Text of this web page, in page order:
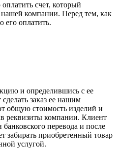
счет, который
компании. Перед тем, как
его оплатить.
и определившись с ее
заказ ее нашим
общую стоимость изделий и
реквизиты компании. Клиент
перевода и после
забирать приобретенный товар
услугой.